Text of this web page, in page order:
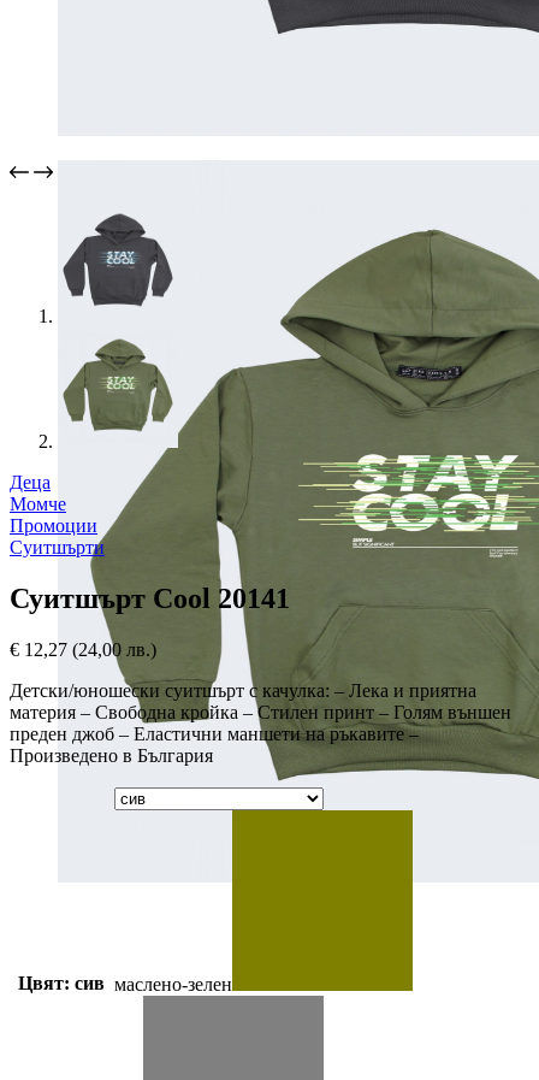
Деца
Момче
Промоции
Суитшърти
Суитшърт Cool 20141
€ 12,27 (24,00 лв.)
Детски/юношески суитшърт с качулка: – Лека и приятна
материя – Свободна кройка – Стилен принт – Голям външен
преден джоб – Еластични маншети на ръкавите –
Произведено в България
Цвят: сив маслено-зелен